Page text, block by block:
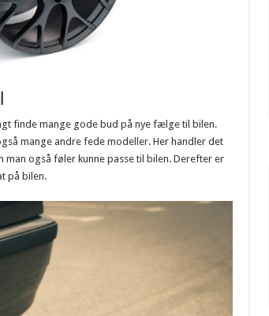
finde mange gode bud på nye fælge til bilen.
mange andre fede modeller. Her handler det
også føler kunne passe til bilen. Derefter er
på bilen.